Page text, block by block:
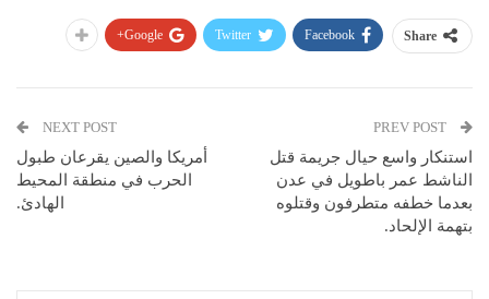
Share
Facebook
Twitter
Google+
استنكار واسع حيال جريمة قتل
الناشط عمر باطويل في عدن
بعدما خطفه متطرفون وقتلوه
بتهمة الإلحاد.
NEXT POST
أمريكا والصين يقرعان طبول
الحرب في منطقة المحيط
الهادئ.